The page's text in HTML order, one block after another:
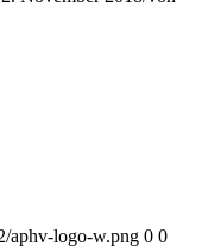
aphv-logo-w.png 0 0